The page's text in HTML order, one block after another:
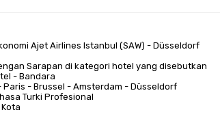
Ajet Airlines Istanbul (SAW) - Düsseldorf
Sarapan di kategori hotel yang disebutkan
- Bandara
Paris - Brussel - Amsterdam - Düsseldorf
Turki Profesional